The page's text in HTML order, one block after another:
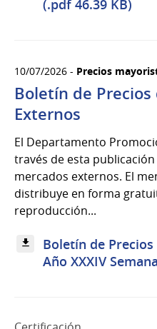
(.pdf 46.39 KB)
10/07/2026 - Precios
Boletín de
Externos
El Departamento
través de esta
mercados externos. El
distribuye en forma
reproducción...
Boletín de
Año XXXIV